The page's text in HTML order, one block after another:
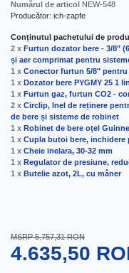
Numărul de articol NEW-548
Producător: ich-zapfe
Conținutul pachetului de
2 x Furtun dozator bere - 3/8"
și aer comprimat pentru
1 x Conector furtun 5/8"
1 x Dozator bere PYGMY 25 1
1 x Furtun gaz, furtun CO2 -
2 x Circlip, Inel de reținere
de bere și sisteme de robinet
1 x Robinet de bere oțel
1 x Cupla butoi bere,
1 x Cheie inelara, 30-32 mm
1 x Regulator de presiune,
1 x Butelie azot, 2L, cu mâner
MSRP 5.757,31 RON
4.635,50